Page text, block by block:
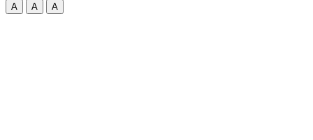
A A A